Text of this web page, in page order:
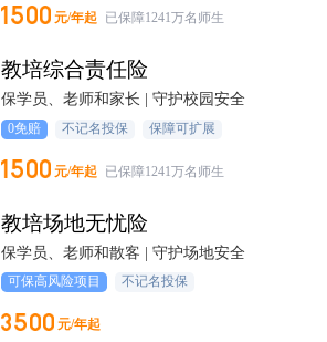
元/年起 已保障1241万名师生
教培综合责任险
保学员、老师和家长 | 守护校园安全
0免赔 不记名投保 保障可扩展
元/年起 已保障1241万名师生
教培场地无忧险
保学员、老师和散客 | 守护场地安全
可保高风险项目 不记名投保
元/年起